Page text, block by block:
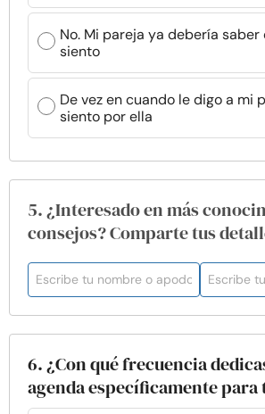
No. Mi pareja ya debería saber
siento
De vez en cuando le digo a mi
siento por ella
5. ¿Interesado en más
consejos? Comparte tus
6. ¿Con qué frecuencia
agenda específicamente para